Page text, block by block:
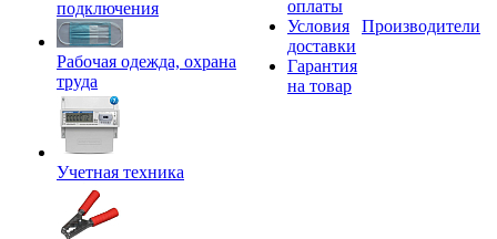
подключения
Рабочая одежда, охрана
труда
Учетная техника
оплаты
Условия
доставки
Гарантия
на товар
Производители